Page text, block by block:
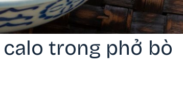
trong phở bò